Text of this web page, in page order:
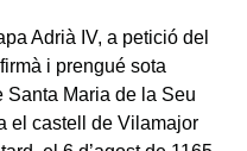
Adrià IV, a petició del
i prengué sota
Santa Maria de la Seu
el castell de Vilamajor